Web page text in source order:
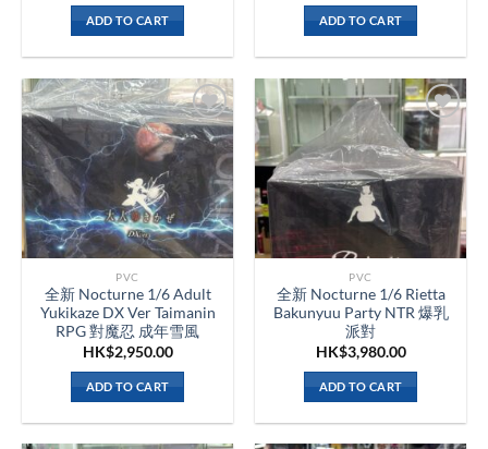
ADD TO CART ADD TO CART
PVC
全新 Nocturne 1/6 Adult
Yukikaze DX Ver Taimanin
RPG 對魔忍 成年雪風
HK$2,950.00
ADD TO CART
PVC
全新 Nocturne 1/6 Rietta
Bakunyuu Party NTR 爆乳
派對
HK$3,980.00
ADD TO CART